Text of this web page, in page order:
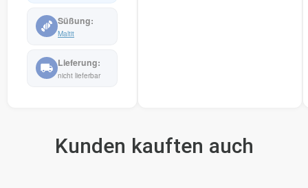
Maltit
nicht lieferbar
Kunden kauften auch